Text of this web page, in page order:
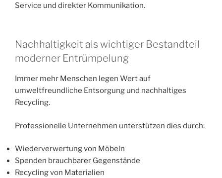
Service und direkter Kommunikation.
Nachhaltigkeit als wichtiger Bestandteil
moderner Entrümpelung
Immer mehr Menschen legen Wert auf
umweltfreundliche Entsorgung und nachhaltiges
Recycling.
Professionelle Unternehmen unterstützen dies durch:
Wiederverwertung von Möbeln
Spenden brauchbarer Gegenstände
Recycling von Materialien